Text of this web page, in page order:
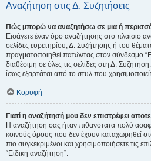
Αναζήτηση στις Δ. Συζητήσεις
Πώς μπορώ να αναζητήσω σε μια ή
Εισάγετε έναν όρο αναζήτησης στο πλαίσιο
σελίδες ευρετηρίου, Δ. Συζήτησης ή του
πραγματοποιηθεί πατώντας στον σύνδεσμο
διαθέσιμη σε όλες τις σελίδες στη Δ.
ίσως εξαρτάται από το στυλ που
Κορυφή
Γιατί η αναζήτησή μου δεν επιστρέφει
Η αναζήτησή σας ήταν πιθανότατα πολύ
κοινούς όρους που δεν έχουν καταχωρηθεί
πιο συγκεκριμένοι και χρησιμοποιήσετε τις
“Ειδική αναζήτηση”.